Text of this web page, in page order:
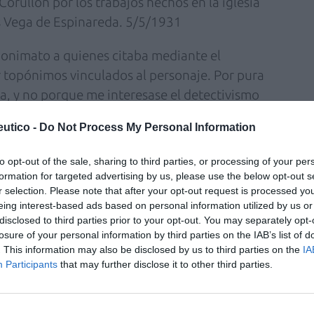
- Do Not Process My Personal Information
opt-out of the sale, sharing to third parties, or processing of your
for targeted advertising by us, please use the below opt-out
selection. Please note that after your opt-out request is processed
interest-based ads based on personal information utilized by us
to third parties prior to your opt-out. You may separately
of your personal information by third parties on the IAB’s list of
This information may also be disclosed by us to third parties on the
Participants that may further disclose it to other third parties.
de Espinareda. 5/5/1931
a quienes citaba mediante el
vinculados al personaje. Por pura
y no porque me interesase el detectivismo
pescador y aclaro: pts. son pesetas, ¿se
era Vega sino López. El tal Tomás López, a
era hombre piadoso, de pocas
mal dotado para la restauración, que
imaginería de las iglesias bercianas, y
autor de tan magistral factura
o a Perucho en sus páginas selectas.
en racimo. ¿Como las cerezas y los besos?
después, pero todavía en el tiempo en
el cine John Wayne, cuando vivía en San
me acordaba de estos diez